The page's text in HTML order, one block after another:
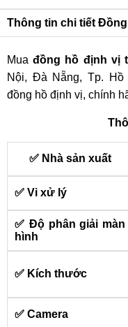
Thông tin chi tiết
Mua đồng hồ định vị
Nội, Đà Nẵng, Tp.
đồng hồ định vị, chính
✅ Nhà sản xuất
✅ Vi xử lý
✅ Độ phân giải màn
hình
✅ Kích thước
✅ Camera